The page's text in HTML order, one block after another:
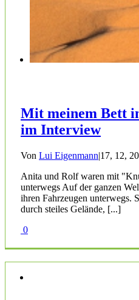
Mit meinem Bett
im Interview
Von Lui Eigenmann|17, 12,
Anita und Rolf waren mit
unterwegs Auf der ganzen
ihren Fahrzeugen unterwegs.
durch steiles Gelände, [...]
0